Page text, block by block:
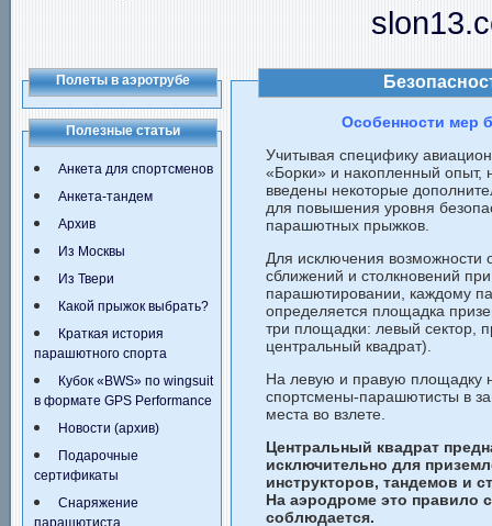
Полеты в аэротрубе
Полезные статьи
Анкета для спортсменов
Анкета-тандем
Архив
Из Москвы
Из Твери
Какой прыжок выбрать?
Краткая история
парашютного спорта
Кубок «BWS» по wingsuit
в формате GPS Performance
Новости (архив)
Подарочные
сертификаты
Снаряжение
парашютиста
Особенности мер
Учитывая специфику
«Борки» и накопленный опыт,
введены некоторые
для повышения уровня
парашютных прыжков.
Для исключения возможности
сближений и столкновений при
парашютировании, каждому
определяется площадка
три площадки: левый сектор,
центральный квадрат).
На левую и правую площадку
спортсмены-парашютисты в
места во взлете.
Центральный квадрат
исключительно для
инструкторов, тандемов и
На аэродроме это правило
соблюдается.